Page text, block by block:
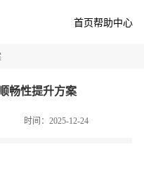
首页帮助中心
畅性提升方案
时间：2025-12-24